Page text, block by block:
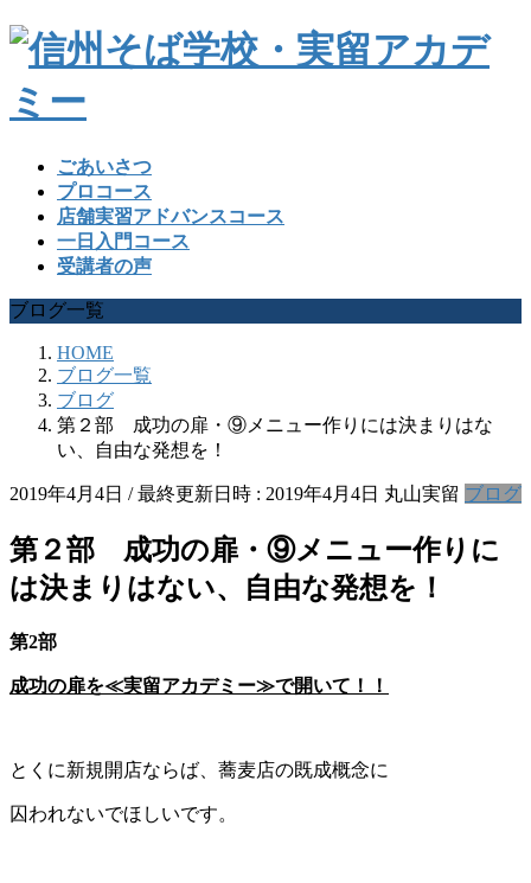
ごあいさつ
プロコース
店舗実習アドバンスコース
一日入門コース
受講者の声
ブログ一覧
HOME
ブログ一覧
ブログ
第２部 成功の扉・⑨メニュー作りには決まりはな
い、自由な発想を！
2019年4月4日 / 最終更新日時 : 2019年4月4日 丸山実留 ブログ
第２部 成功の扉・⑨メニュー作りに
は決まりはない、自由な発想を！
第2部
成功の扉を≪実留アカデミー≫で開いて！！
とくに新規開店ならば、蕎麦店の既成概念に
囚われないでほしいです。